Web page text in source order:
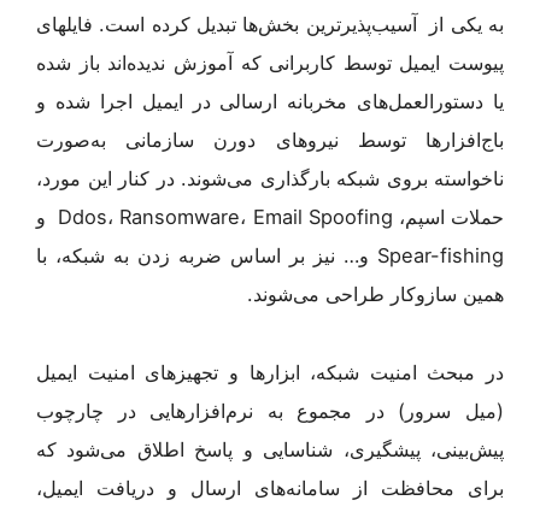
به یکی از آسیب‌پذیرترین بخش‌ها تبدیل کرده است. فایلهای
پیوست ایمیل توسط کاربرانی که آموزش ندیده‌اند باز شده
یا دستورالعمل‌های مخربانه ارسالی در ایمیل اجرا شده و
باج‌افزارها توسط نیروهای دورن سازمانی به‌صورت
ناخواسته بروی شبکه بارگذاری می‌شوند. در کنار این مورد،
حملات اسپم، Ddos، Ransomware، Email Spoofing و
Spear-fishing و… نیز بر اساس ضربه زدن به شبکه، با
همین سازوکار طراحی می‌شوند.
در مبحث امنیت شبکه، ابزارها و تجهیزهای امنیت ایمیل
(میل سرور) در مجموع به نرم‌افزارهایی در چارچوب
پیش‌بینی، پیشگیری، شناسایی و پاسخ اطلاق می‌شود که
برای محافظت از سامانه‌های ارسال و دریافت ایمیل،